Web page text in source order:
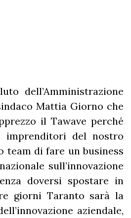
dell’Amministrazione
Mattia Giorno che
il Tawave perché
del nostro
di fare un business
sull’innovazione
doversi spostare in
giorni Taranto sarà la
aziendale,